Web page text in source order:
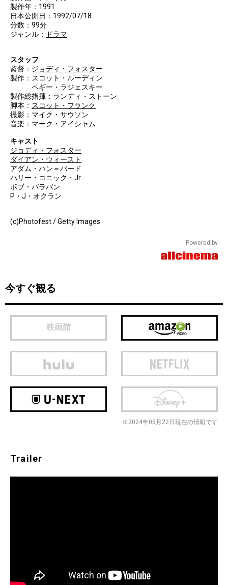
製作年：1991
日本公開日：1992/07/18
分数：99分
ジャンル：
ドラマ
スタッフ
監督： ジョディ・フォスター
製作：スコット・ルーディン
ペギー・ラジェスキー
製作総指揮：ランディ・ストーン
脚本： スコット・フランク
撮影：マイク・サウソン
音楽：マーク・アイシャム
キャスト
ジョディ・フォスター
ダイアン・ウィースト
アダム・ハン＝バード
ハリー・コニック・Jr
ボブ・バラバン
P・J・オクラン
(c)Photofest / Getty Images
Powered by
今すぐ観る
映画館
※2024年05月22日現在の情報です
Trailer